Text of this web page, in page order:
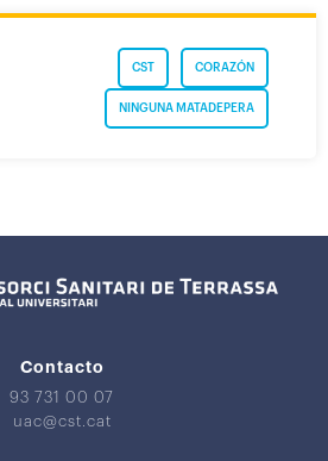
CORAZÓN
CST
NINGUNA MATADEPERA
Contacto
93 731 00 07
uac@cst.cat